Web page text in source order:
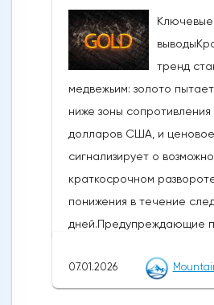
Ключевые
тренд
медвежьим: золото
ниже зоны
долларов США, и
сигнализирует о
краткосрочном
понижения в течение
дней.Предупреждающие
достиг ключевого
Фибоначчи и
07.01.2026